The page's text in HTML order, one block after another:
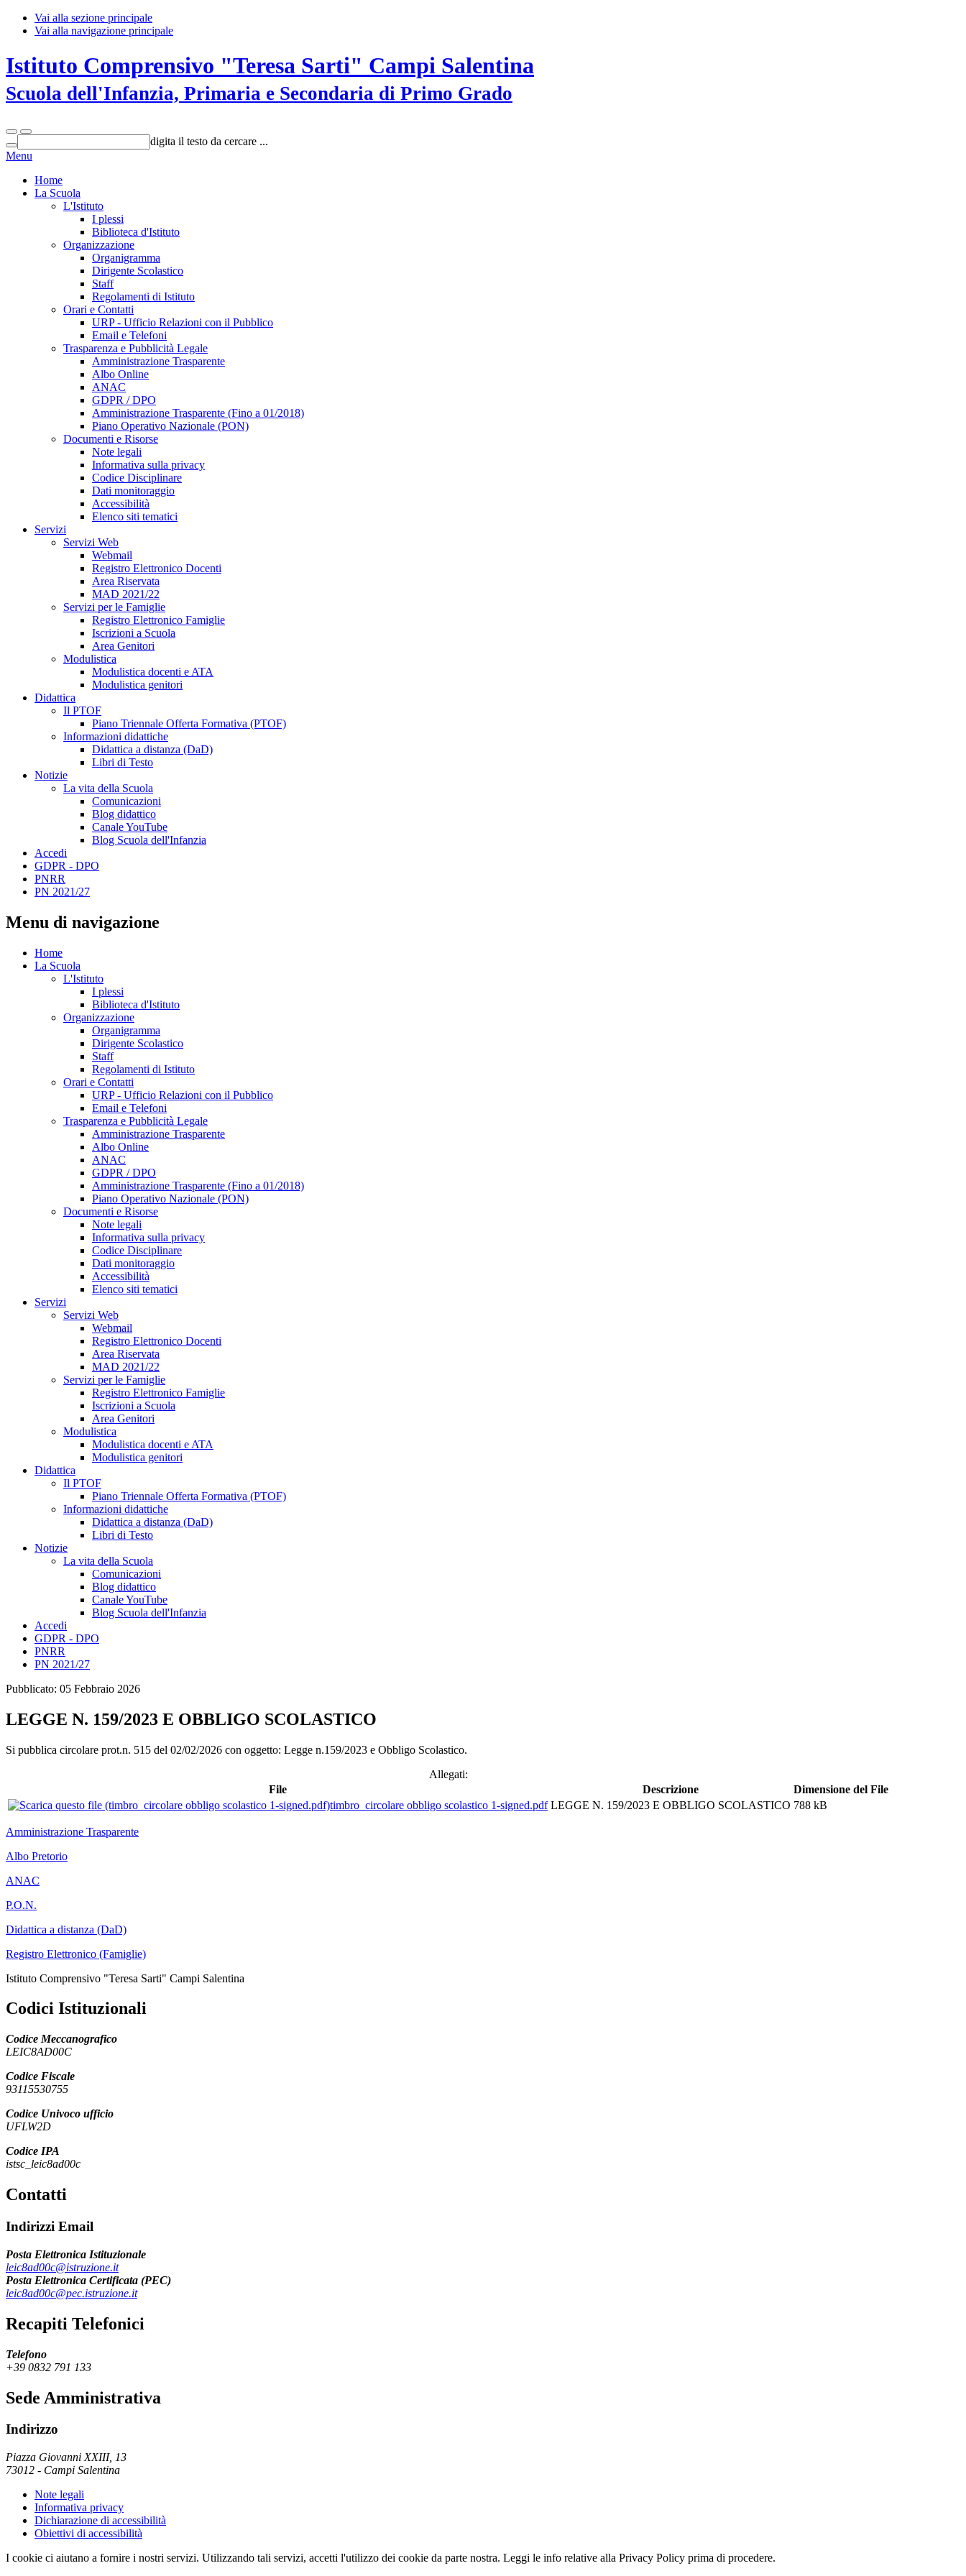
Vai alla sezione principale
Vai alla navigazione principale
Istituto Comprensivo "Teresa Sarti" Campi Salentina
Scuola dell'Infanzia, Primaria e Secondaria di Primo Grado
digita il testo da cercare ...
Menu
Home
La Scuola
L'Istituto
I plessi
Biblioteca d'Istituto
Organizzazione
Organigramma
Dirigente Scolastico
Staff
Regolamenti di Istituto
Orari e Contatti
URP - Ufficio Relazioni con il Pubblico
Email e Telefoni
Trasparenza e Pubblicità Legale
Amministrazione Trasparente
Albo Online
ANAC
GDPR / DPO
Amministrazione Trasparente (Fino a 01/2018)
Piano Operativo Nazionale (PON)
Documenti e Risorse
Note legali
Informativa sulla privacy
Codice Disciplinare
Dati monitoraggio
Accessibilità
Elenco siti tematici
Servizi
Servizi Web
Webmail
Registro Elettronico Docenti
Area Riservata
MAD 2021/22
Servizi per le Famiglie
Registro Elettronico Famiglie
Iscrizioni a Scuola
Area Genitori
Modulistica
Modulistica docenti e ATA
Modulistica genitori
Didattica
Il PTOF
Piano Triennale Offerta Formativa (PTOF)
Informazioni didattiche
Didattica a distanza (DaD)
Libri di Testo
Notizie
La vita della Scuola
Comunicazioni
Blog didattico
Canale YouTube
Blog Scuola dell'Infanzia
Accedi
GDPR - DPO
PNRR
PN 2021/27
Menu di navigazione
Home
La Scuola
L'Istituto
I plessi
Biblioteca d'Istituto
Organizzazione
Organigramma
Dirigente Scolastico
Staff
Regolamenti di Istituto
Orari e Contatti
URP - Ufficio Relazioni con il Pubblico
Email e Telefoni
Trasparenza e Pubblicità Legale
Amministrazione Trasparente
Albo Online
ANAC
GDPR / DPO
Amministrazione Trasparente (Fino a 01/2018)
Piano Operativo Nazionale (PON)
Documenti e Risorse
Note legali
Informativa sulla privacy
Codice Disciplinare
Dati monitoraggio
Accessibilità
Elenco siti tematici
Servizi
Servizi Web
Webmail
Registro Elettronico Docenti
Area Riservata
MAD 2021/22
Servizi per le Famiglie
Registro Elettronico Famiglie
Iscrizioni a Scuola
Area Genitori
Modulistica
Modulistica docenti e ATA
Modulistica genitori
Didattica
Il PTOF
Piano Triennale Offerta Formativa (PTOF)
Informazioni didattiche
Didattica a distanza (DaD)
Libri di Testo
Notizie
La vita della Scuola
Comunicazioni
Blog didattico
Canale YouTube
Blog Scuola dell'Infanzia
Accedi
GDPR - DPO
PNRR
PN 2021/27
Pubblicato: 05 Febbraio 2026
LEGGE N. 159/2023 E OBBLIGO SCOLASTICO
Si pubblica circolare prot.n. 515 del 02/02/2026 con oggetto: Legge n.159/2023 e Obbligo Scolastico.
Allegati:
File
Descrizione
Dimensione del File
timbro_circolare obbligo scolastico 1-signed.pdf LEGGE N. 159/2023 E OBBLIGO SCOLASTICO 788 kB
Amministrazione Trasparente
Albo Pretorio
ANAC
P.O.N.
Didattica a distanza (DaD)
Registro Elettronico (Famiglie)
Istituto Comprensivo "Teresa Sarti" Campi Salentina
Codici Istituzionali
Codice Meccanografico
LEIC8AD00C
Codice Fiscale
93115530755
Codice Univoco ufficio
UFLW2D
Codice IPA
istsc_leic8ad00c
Contatti
Indirizzi Email
Posta Elettronica Istituzionale
leic8ad00c@istruzione.it
Posta Elettronica Certificata (PEC)
leic8ad00c@pec.istruzione.it
Recapiti Telefonici
Telefono
+39 0832 791 133
Sede Amministrativa
Indirizzo
Piazza Giovanni XXIII, 13
73012 - Campi Salentina
Note legali
Informativa privacy
Dichiarazione di accessibilità
Obiettivi di accessibilità
I cookie ci aiutano a fornire i nostri servizi. Utilizzando tali servizi, accetti l'utilizzo dei cookie da parte nostra. Leggi le info relative alla Privacy Policy prima di procedere.